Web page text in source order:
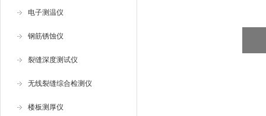
电子测温仪
钢筋锈蚀仪
裂缝深度测试仪
无线裂缝综合检测仪
楼板测厚仪